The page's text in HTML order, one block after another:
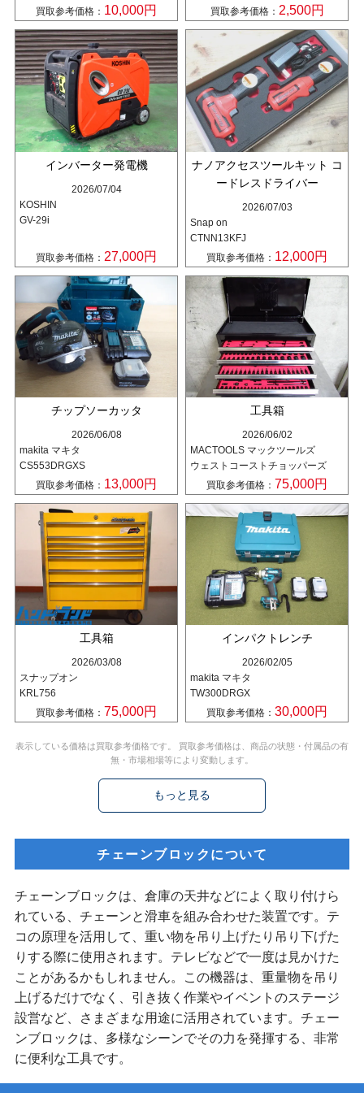
買取参考価格： 10,000円 買取参考価格： 2,500円
インバーター発電機
2026/07/04
KOSHIN
GV-29i
買取参考価格： 27,000円
ナノアクセスツールキット コ
ードレスドライバー
2026/07/03
Snap on
CTNN13KFJ
買取参考価格： 12,000円
チップソーカッタ
2026/06/08
makita マキタ
CS553DRGXS
買取参考価格： 13,000円
工具箱
2026/06/02
MACTOOLS マックツールズ
ウェストコーストチョッパーズ
買取参考価格： 75,000円
工具箱
2026/03/08
スナップオン
KRL756
買取参考価格： 75,000円
インパクトレンチ
2026/02/05
makita マキタ
TW300DRGX
買取参考価格： 30,000円
表示している価格は買取参考価格です。 買取参考価格は、商品の状態・付属品の有
無・市場相場等により変動します。
もっと見る
チェーンブロックについて
チェーンブロックは、倉庫の天井などによく取り付けら
れている、チェーンと滑車を組み合わせた装置です。テ
コの原理を活用して、重い物を吊り上げたり吊り下げた
りする際に使用されます。テレビなどで一度は見かけた
ことがあるかもしれません。この機器は、重量物を吊り
上げるだけでなく、引き抜く作業やイベントのステージ
設営など、さまざまな用途に活用されています。チェー
ンブロックは、多様なシーンでその力を発揮する、非常
に便利な工具です。